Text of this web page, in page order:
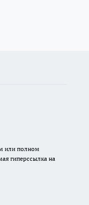
или полном
гиперссылка на